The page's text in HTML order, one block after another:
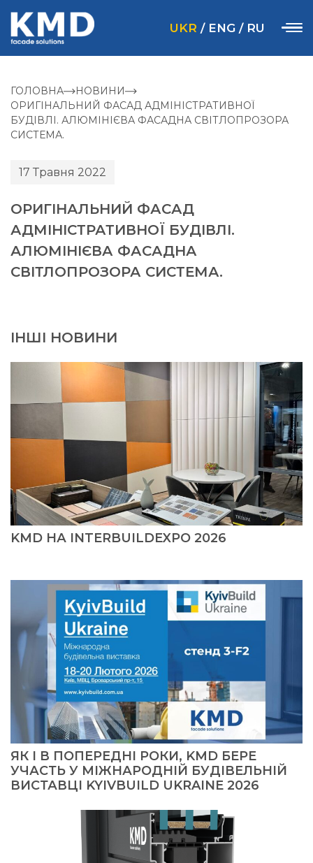
UKR / ENG / RU
ГОЛОВНА
НОВИНИ
ОРИГІНАЛЬНИЙ ФАСАД АДМІНІСТРАТИВНОЇ
БУДІВЛІ. АЛЮМІНІЄВА ФАСАДНА СВІТЛОПРОЗОРА
СИСТЕМА.
17 Травня 2022
ОРИГІНАЛЬНИЙ ФАСАД
АДМІНІСТРАТИВНОЇ БУДІВЛІ.
АЛЮМІНІЄВА ФАСАДНА
СВІТЛОПРОЗОРА СИСТЕМА.
ІНШІ НОВИНИ
KMD НА INTERBUILDEXPO 2026
ЯК І В ПОПЕРЕДНІ РОКИ, KMD БЕРЕ
УЧАСТЬ У МІЖНАРОДНІЙ БУДІВЕЛЬНІЙ
ВИСТАВЦІ KYIVBUILD UKRAINE 2026